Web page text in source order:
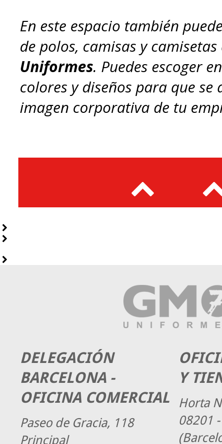
En este espacio también
de polos, camisas y
Uniformes. Puedes escoger
colores y diseños para que se
imagen corporativa de tu
Y
Horta
08201
DELEGACIÓN
BARCELONA -
OFICINA COMERCIAL
Paseo de Gracia, 118
Principal